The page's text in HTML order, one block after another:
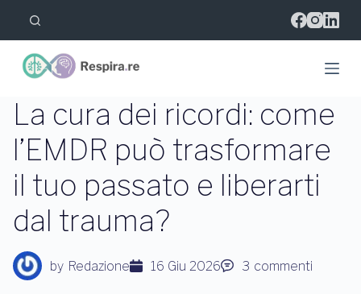
l
l
n
t
e
t
o
La cura dei ricordi: come
l’EMDR può trasformare
il tuo passato e liberarti
dal trauma?
by Redazione 16 Giu 2026 3 commenti